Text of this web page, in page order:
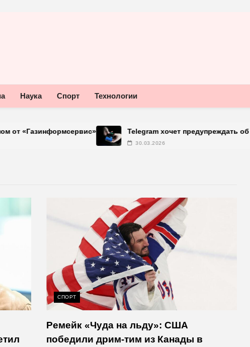
Наука Спорт Технологии
Telegram хочет предупреждать об
30.03.2026
СПОРТ
Ремейк «Чуда на льду»: США
победили дрим-тим из Канады в